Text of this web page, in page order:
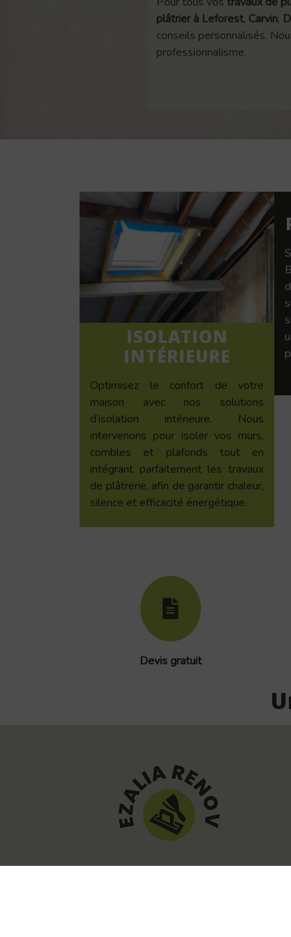
plâtrier à Leforest, Carvin,
conseils personnalisés.
professionnalisme.
ISOLATION
INTÉRIEURE
Optimisez le confort de votre
maison avec nos solutions
d’isolation intérieure. Nous
intervenons pour isoler vos murs,
combles et plafonds tout en
intégrant parfaitement les travaux
de plâtrerie, afin de garantir chaleur,
silence et efficacité énergétique.
Devis gratuit